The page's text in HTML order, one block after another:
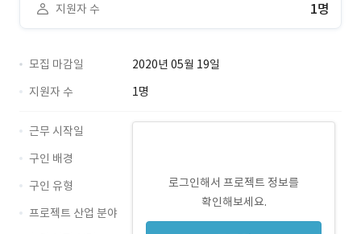
지원자 수 1명
모집 마감일
2020년 05월 19일
지원자 수
1명
로그인해서 프로젝트 정보를
확인해보세요.
근무 시작일
구인 배경
구인 유형
프로젝트 산업 분야